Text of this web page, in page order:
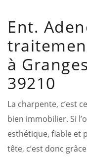
Ent.
à
39210
La charpente, c’est
bien immobilier. Si
esthétique, fiable et
tête, c’est donc